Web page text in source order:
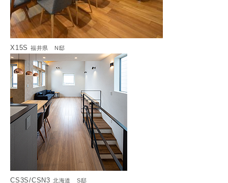
X15S 福井県 N邸
CS3S/CSN3 北海道 S邸